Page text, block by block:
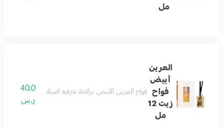
مل
العرين
أبيض
فواح
زيت 12
مل
فواح العرين الأبيض برائحة شرقية أصيلة تمنحك أجواء
40.0
ر.س